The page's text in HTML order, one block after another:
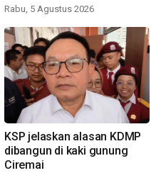
Rabu, 5 Agustus 2026
KSP jelaskan alasan KDMP
dibangun di kaki gunung
Ciremai